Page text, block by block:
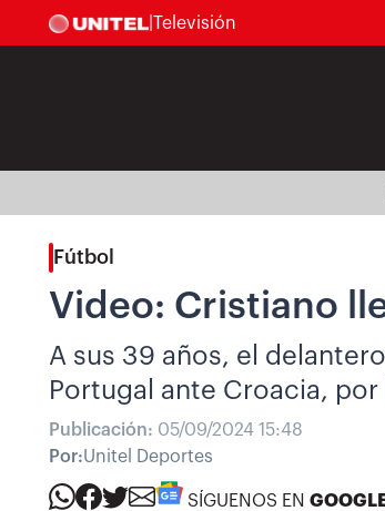
Televisión
Fútbol
Video: Cristiano
A sus 39 años, el
Portugal ante Croacia, por
Publicación: 05/09/2024 15:48
Por:Unitel Deportes
SÍGUENOS EN